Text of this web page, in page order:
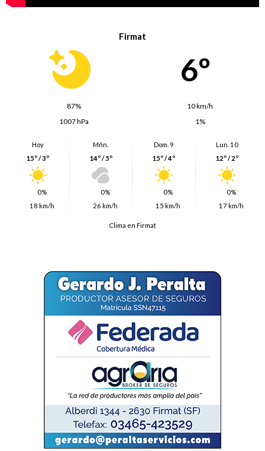
Firmat
6º
87%
10 km/h
1007 hPa
1%
Hoy
15º / 3º
0%
18 km/h
Mñn.
14º / 5º
0%
26 km/h
Dom. 9
15º / 4º
0%
15 km/h
Lun. 10
12º / 2º
0%
17 km/h
Clima en Firmat